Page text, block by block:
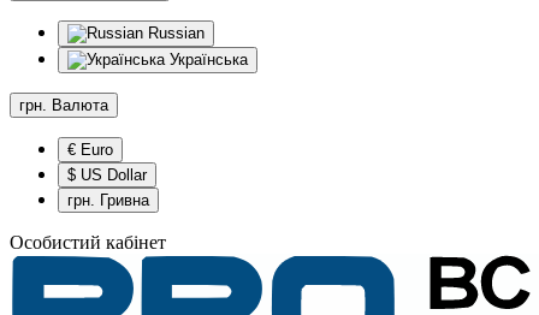
Russian
Українська
грн. Валюта
€ Euro
$ US Dollar
грн. Гривна
Особистий кабінет